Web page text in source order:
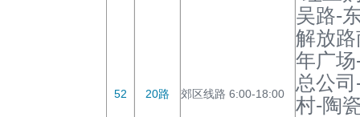
52 20路 郊区线路 6:00-18:00
吴路-
解放
年广
总公
村-陶